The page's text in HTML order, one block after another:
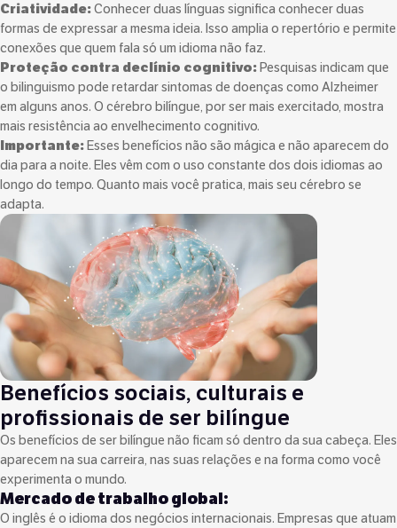
Criatividade:Conhecer duas línguas significa conhecer duas
formas de expressar a mesma ideia. Isso amplia o repertório e permite
conexões que quem fala só um idioma não faz.
Proteção contra declínio cognitivo:Pesquisas indicam que
o bilinguismo pode retardar sintomas de doenças como Alzheimer
em alguns anos. O cérebro bilíngue, por ser mais exercitado, mostra
mais resistência ao envelhecimento cognitivo.
Importante:Esses benefícios não são mágica e não aparecem do
dia para a noite. Eles vêm com o uso constante dos dois idiomas ao
longo do tempo. Quanto mais você pratica, mais seu cérebro se
adapta.
Benefícios sociais, culturais e
profissionais de ser bilíngue
Os benefícios de ser bilíngue não ficam só dentro da sua cabeça. Eles
aparecem na sua carreira, nas suas relações e na forma como você
experimenta o mundo.
Mercado de trabalho global:
O inglês é o idioma dos negócios internacionais. Empresas que atuam